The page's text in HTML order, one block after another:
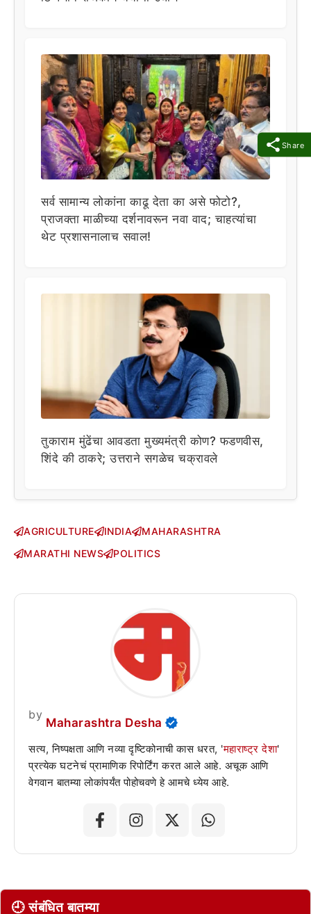
Share
सर्व सामान्य लोकांना काढू देता का असे फोटो?,
प्राजक्ता माळीच्या दर्शनावरून नवा वाद; चाहत्यांचा
थेट प्रशासनालाच सवाल!
तुकाराम मुंढेंचा आवडता मुख्यमंत्री कोण? फडणवीस,
शिंदे की ठाकरे; उत्तराने सगळेच चक्रावले
AGRICULTURE INDIA
MAHARASHTRA
MARATHI NEWS
POLITICS
by
Maharashtra Desha
सत्य, निष्पक्षता आणि नव्या दृष्टिकोनाची कास धरत, 'महाराष्ट्र देशा'
प्रत्येक घटनेचं प्रामाणिक रिपोर्टिंग करत आले आहे. अचूक आणि
वेगवान बातम्या लोकांपर्यंत पोहोचवणे हे आमचे ध्येय आहे.
🕘 संबंधित बातम्या